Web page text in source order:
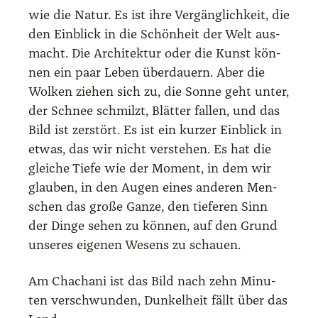
wie die Natur. Es ist ihre Ver­gäng­lich­keit, die
den Ein­blick in die Schön­heit der Welt aus­
macht. Die Archi­tek­tur oder die Kunst kön­
nen ein paar Leben über­dau­ern. Aber die
Wol­ken zie­hen sich zu, die Son­ne geht unter,
der Schnee schmilzt, Blät­ter fal­len, und das
Bild ist zer­stört. Es ist ein kur­zer Ein­blick in
etwas, das wir nicht ver­ste­hen. Es hat die
glei­che Tie­fe wie der Moment, in dem wir
glau­ben, in den Augen eines ande­ren Men­
schen das gro­ße Gan­ze, den tie­fe­ren Sinn
der Din­ge sehen zu kön­nen, auf den Grund
unse­res eige­nen Wesens zu schau­en.
Am Chacha­ni ist das Bild nach zehn Minu­
ten ver­schwun­den, Dun­kel­heit fällt über das